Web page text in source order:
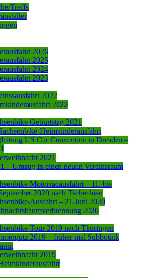
Treffs
2026
2025
2024
2023
2022
2022
Geburtstag 2021
Heimkinderausfahrt
US Car Convention in Dresden –
2021
– Umzug in einen neuen Vereinsraum
Motorradausfahrt – 11. bis
2020 nach Tschechien
Ausfahrt – 21.Juni 2020
2020
Tour 2019 nach Thüringen
2019 – früher mal Subbotnik
2019